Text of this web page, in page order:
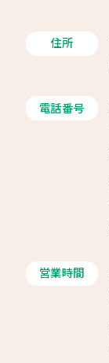
住所
電話番号
営業時間